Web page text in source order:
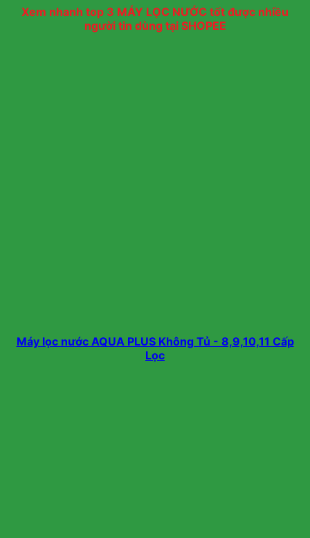
Xem nhanh top 3 MÁY LỌC NƯỚC tốt được nhiều
người tin dùng tại SHOPEE
Máy lọc nước AQUA PLUS Không Tủ - 8,9,10,11 Cấp
Lọc